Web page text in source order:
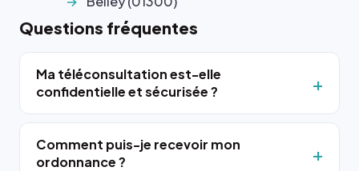
Questions fréquentes
Ma téléconsultation est-elle
confidentielle et sécurisée ?
Comment puis-je recevoir mon
ordonnance ?